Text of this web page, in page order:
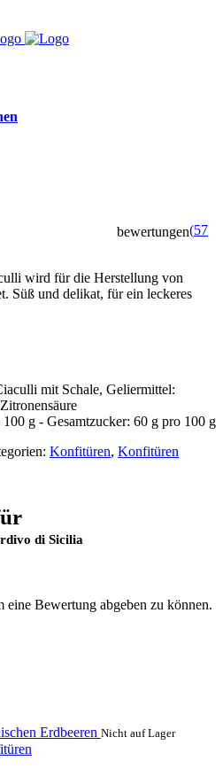
Kundenbewertungen(57
wird für die Herstellung von
Süß und delikat, für ein leckeres
mit Schale, Geliermittel:
g - Gesamtzucker: 60 g pro 100 g
Konfitüren, Konfitüren
di Sicilia
eine Bewertung abgeben zu können.
Nicht auf Lager